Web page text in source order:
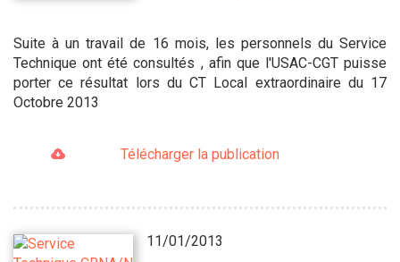
Suite à un travail de 16 mois, les personnels du Service
Technique ont été consultés , afin que l'USAC-CGT puisse
porter ce résultat lors du CT Local extraordinaire du 17
Octobre 2013
Télécharger la publication
11/01/2013